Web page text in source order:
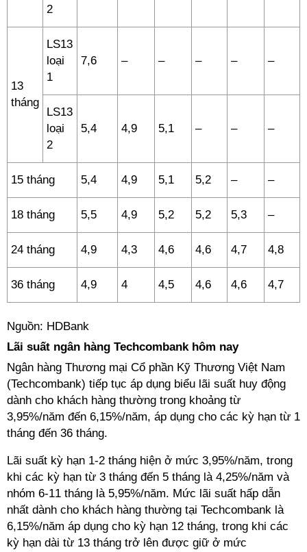
2
13
tháng
LS13
loại
1
7,6 – – – – –
LS13
loại
2
5,4 4,9 5,1 – – –
15 tháng 5,4 4,9 5,1 5,2 – –
18 tháng 5,5 4,9 5,2 5,2 5,3 –
24 tháng 4,9 4,3 4,6 4,6 4,7 4,8
36 tháng 4,9 4 4,5 4,6 4,6 4,7
Nguồn: HDBank
Lãi suất ngân hàng Techcombank hôm nay
Ngân hàng Thương mại Cổ phần Kỹ Thương Việt Nam
(Techcombank) tiếp tục áp dụng biểu lãi suất huy động
dành cho khách hàng thường trong khoảng từ
3,95%/năm đến 6,15%/năm, áp dụng cho các kỳ hạn từ 1
tháng đến 36 tháng.
Lãi suất kỳ hạn 1-2 tháng hiện ở mức 3,95%/năm, trong
khi các kỳ hạn từ 3 tháng đến 5 tháng là 4,25%/năm và
nhóm 6-11 tháng là 5,95%/năm. Mức lãi suất hấp dẫn
nhất dành cho khách hàng thường tại Techcombank là
6,15%/năm áp dụng cho kỳ hạn 12 tháng, trong khi các
kỳ hạn dài từ 13 tháng trở lên được giữ ở mức